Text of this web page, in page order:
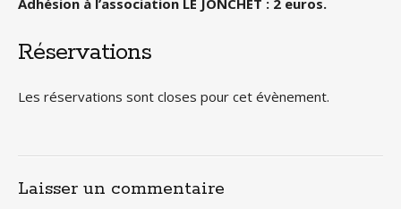
Adhésion à l’association LE JONCHET : 2 euros.
Réservations
Les réservations sont closes pour cet évènement.
Laisser un commentaire